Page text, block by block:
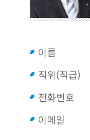
이름
직위(직급)
전화번호
이메일